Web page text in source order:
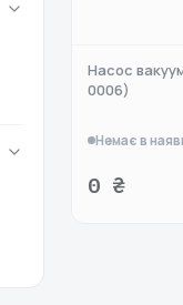
Насос
0006)
Немає в
0 ₴